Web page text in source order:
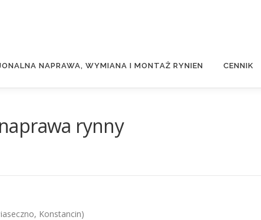
NAPRAWA, WYMIANA I MONTAŻ RYNIEN CENNIK
rynny
Konstancin)